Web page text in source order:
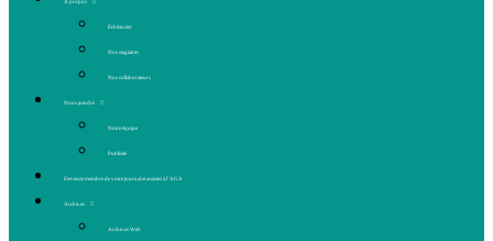
À propos
Échéancier
Nos stagiaires
Nos collaborateurs
Nous joindre
Notre équipe
Publicité
Devenez membre de votre journal et assistez à l’AGA
Archives
Archives Web